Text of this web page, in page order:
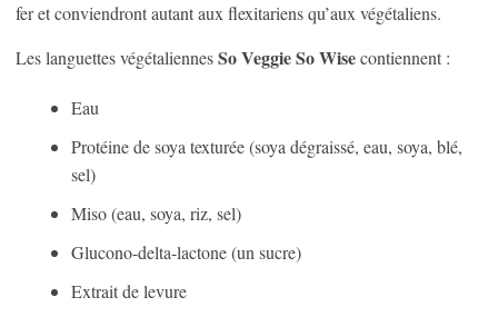
fer et conviendront autant aux flexitariens qu’aux végétaliens.
Les languettes végétaliennesSo Veggie So Wisecontiennent :
Eau
Protéine de soya texturée (soya dégraissé, eau, soya, blé,
sel)
Miso (eau, soya, riz, sel)
Glucono-delta-lactone (un sucre)
Extrait de levure